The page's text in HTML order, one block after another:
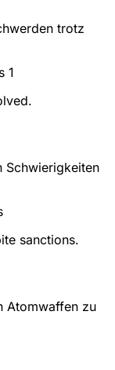
trotz
1
Schwierigkeiten
sanctions.
Atomwaffen zu